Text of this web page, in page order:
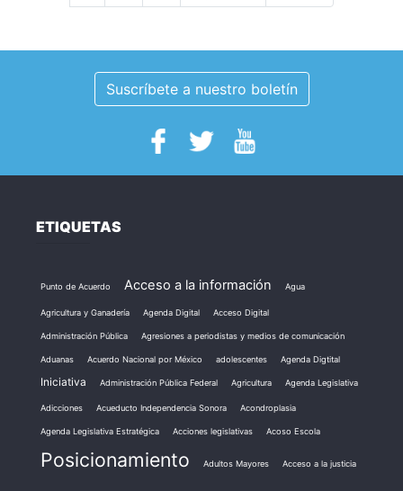
Suscríbete a nuestro boletín
ETIQUETAS
Punto de Acuerdo Acceso a la información Agua
Agricultura y Ganadería Agenda Digital Acceso Digital
Administración Pública Agresiones a periodistas y medios de comunicación
Aduanas Acuerdo Nacional por México adolescentes Agenda Digtital
Iniciativa Administración Pública Federal Agricultura Agenda Legislativa
Adicciones Acueducto Independencia Sonora Acondroplasia
Agenda Legislativa Estratégica Acciones legislativas Acoso Escola
Posicionamiento Adultos Mayores Acceso a la justicia